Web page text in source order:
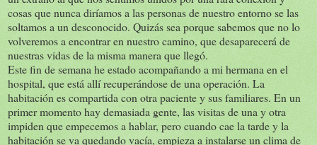
cosas que nunca diríamos a las personas de nuestro entorno se las
soltamos a un desconocido. Quizás sea porque sabemos que no lo
volveremos a encontrar en nuestro camino, que desaparecerá de
nuestras vidas de la misma manera que llegó.
Este fin de semana he estado acompañando a mi hermana en el
hospital, que está allí recuperándose de una operación. La
habitación es compartida con otra paciente y sus familiares. En un
primer momento hay demasiada gente, las visitas de una y otra
impiden que empecemos a hablar, pero cuando cae la tarde y la
habitación se va quedando vacía, empieza a instalarse un clima de